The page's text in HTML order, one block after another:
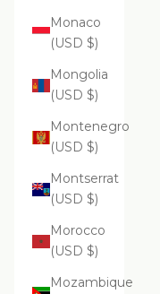
Monaco
(USD $)
Mongolia
(USD $)
Montenegro
(USD $)
Montserrat
(USD $)
Morocco
(USD $)
Mozambique